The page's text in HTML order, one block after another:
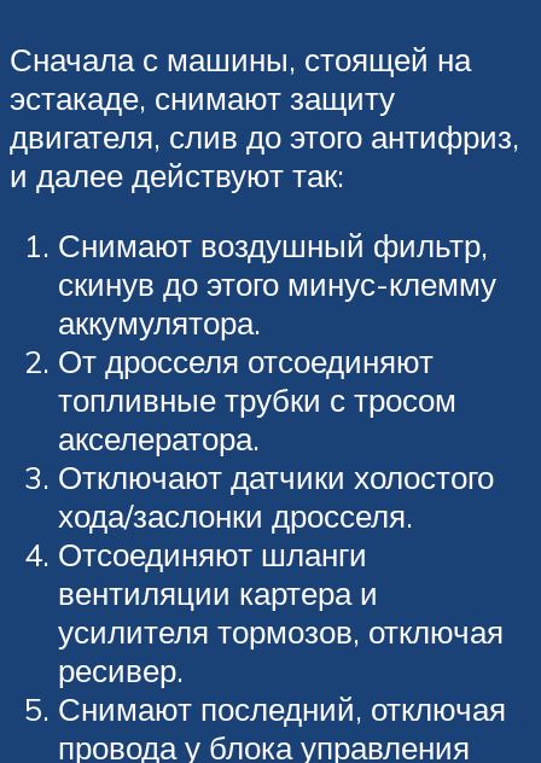
Сначала с машины, стоящей на
эстакаде, снимают защиту
двигателя, слив до этого антифриз,
и далее действуют так:
Снимают воздушный фильтр,
скинув до этого минус-клемму
аккумулятора.
От дросселя отсоединяют
топливные трубки с тросом
акселератора.
Отключают датчики холостого
хода/заслонки дросселя.
Отсоединяют шланги
вентиляции картера и
усилителя тормозов, отключая
ресивер.
Снимают последний, отключая
провода у блока управления